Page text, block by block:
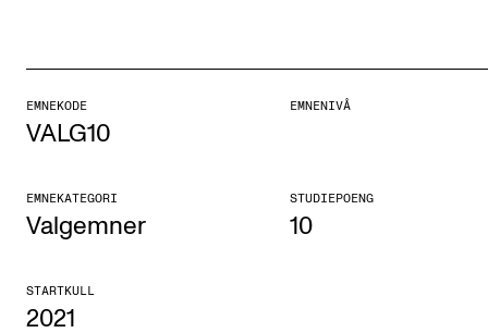
Tilrettelegging og fritak
Timeplaner og undervisning
Valgemner
Gjennomføre konserter og arrangementer
EMNEKODE
VALG10
EMNENIVÅ
EMNEKATEGORI
Valgemner
STUDIEPOENG
10
STARTKULL
2021